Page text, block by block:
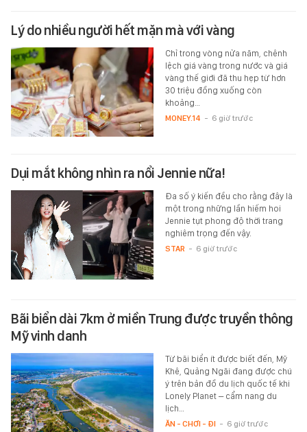
Lý do nhiều người hết mặn mà với vàng
Chỉ trong vòng nửa năm, chênh
lệch giá vàng trong nước và giá
vàng thế giới đã thu hẹp từ hơn
30 triệu đồng xuống còn
khoảng…
MONEY.14 - 6 giờ trước
Dụi mắt không nhìn ra nổi Jennie nữa!
Đa số ý kiến đều cho rằng đây là
một trong những lần hiếm hoi
Jennie tụt phong độ thời trang
nghiêm trọng đến vậy.
STAR - 6 giờ trước
Bãi biển dài 7km ở miền Trung được truyền thông
Mỹ vinh danh
Từ bãi biển ít được biết đến, Mỹ
Khê, Quảng Ngãi đang được chú
ý trên bản đồ du lịch quốc tế khi
Lonely Planet – cẩm nang du
lịch…
ĂN - CHƠI - ĐI - 6 giờ trước